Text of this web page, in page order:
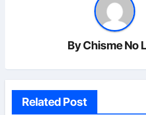
ByChisme No
Related Post